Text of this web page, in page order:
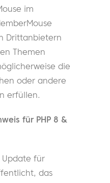
im
Drittanbietern
Themen
die
oder andere
erfüllen.
für PHP 8 &
Update für
das